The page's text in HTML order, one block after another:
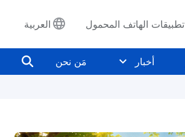
تطبيقات الهاتف المحمول العربية
أخبار مَن نحن